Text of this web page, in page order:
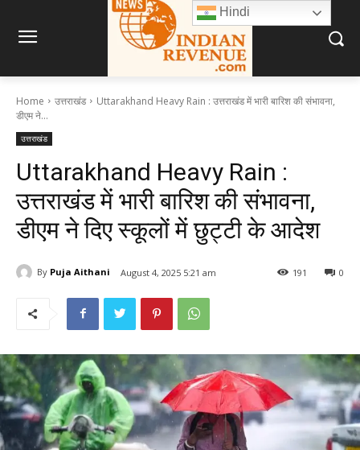
Home उत्तराखंड
Uttarakhand Heavy Rain : उत्तराखंड में भारी बारिश की संभावना,
डीएम ने...
उत्तराखंड
Uttarakhand Heavy Rain :
उत्तराखंड में भारी बारिश की संभावना,
डीएम ने दिए स्कूलों में छुट्टी के आदेश
By Puja Aithani August 4, 2025 5:21 am 0
191
Hindi